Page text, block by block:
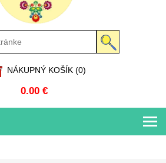
NÁKUPNÝ KOŠÍK (0)
0.00 €